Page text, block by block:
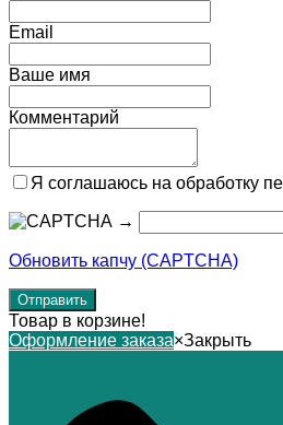
Email
Ваше имя
Комментарий
Я соглашаюсь на обработку
→
Обновить капчу (CAPTCHA)
Товар в корзине!
Оформление заказа×Закрыть